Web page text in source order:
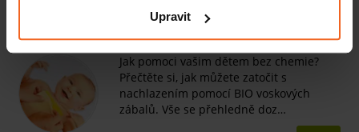
Upravit
Jak předcházet nachlazení u dětí
Jak pomoci vašim dětem bez chemie?
Přečtěte si, jak můžete zatočit s
nachlazením pomocí BIO voskových
zábalů. Vše se přehledně doz…